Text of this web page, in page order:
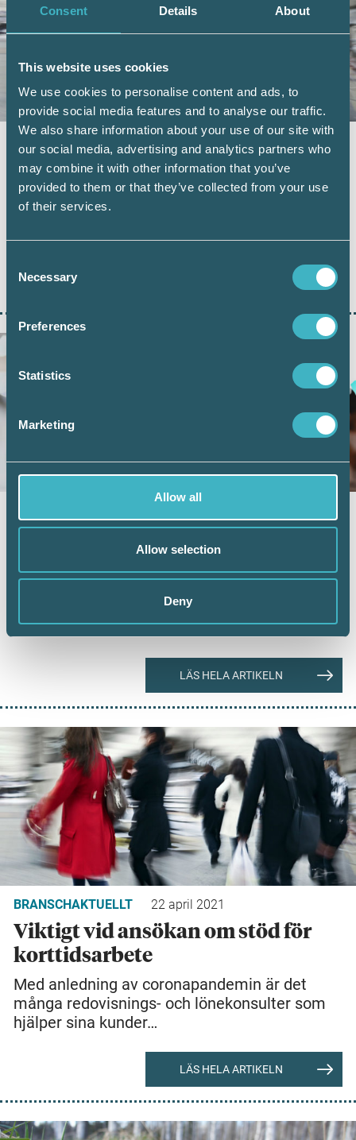
Consent Details About
This website uses cookies
We use cookies to personalise content and ads, to
provide social media features and to analyse our traffic.
We also share information about your use of our site with
our social media, advertising and analytics partners who
may combine it with other information that you’ve
provided to them or that they’ve collected from your use
of their services.
Selection
Necessary
Preferences
Statistics
Marketing
Allow all
Allow selection
Deny
10 maj 2021
Särskilt kring korttidsarbete
Korttidsarbete är för många företag en vardag
och nu gällande lagstiftning sätter villkoren
årsredovisningar. I samband med det planeras
för koncernbidrag och…
LÄS HELA ARTIKELN
BRANSCHAKTUELLT 22 april 2021
Viktigt vid ansökan om stöd för
korttidsarbete
Med anledning av coronapandemin är det
många redovisnings- och lönekonsulter som
hjälper sina kunder…
LÄS HELA ARTIKELN